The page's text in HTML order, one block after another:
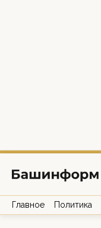
Главное Политика